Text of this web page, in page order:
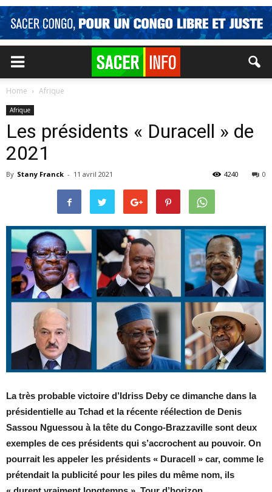
Home Afrique
Afrique
Les présidents « Duracell » de
2021
By Stany Franck - 11 avril 2021 0
4240
La très probable victoire d’Idriss Deby ce dimanche dans la
présidentielle au Tchad et la récente réélection de Denis
Sassou Nguessou à la tête du Congo-Brazzaville sont deux
exemples de ces présidents qui s’accrochent au pouvoir. On
pourrait les appeler les présidents « Duracell » car, comme le
prétendait la publicité pour les piles du même nom, ils